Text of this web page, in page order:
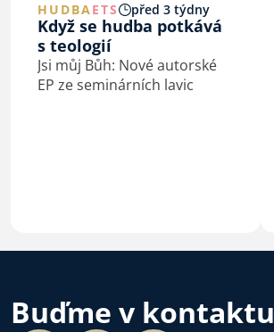
HUDBAETS před 3 týdny
Když se hudba potkává
s teologií
Jsi můj Bůh: Nové autorské
EP ze seminárních lavic
Buďme v kontaktu